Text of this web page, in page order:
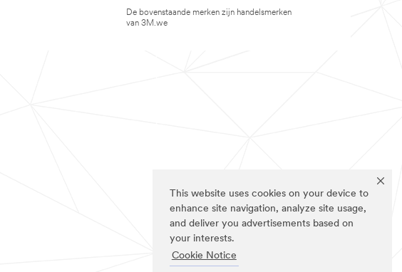
This website uses cookies on your device to
enhance site navigation, analyze site usage,
and deliver you advertisements based on
your interests.
Cookie Notice
De bovenstaande merken zijn handelsmerken
van 3M.we